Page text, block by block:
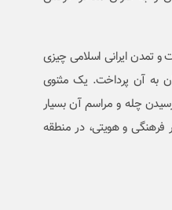
تمدن ایرانی اسلامی چیزی
به آن پرداخت. یک مثنوی
چله و مراسم آن بسیار
فرهنگی و هویتی، در منطقه